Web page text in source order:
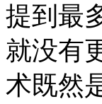
提到最
就没有
术既然